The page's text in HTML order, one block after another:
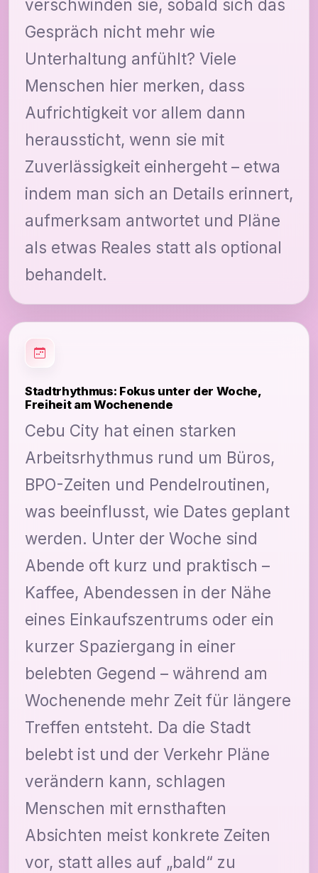
verschwinden sie, sobald sich das
Gespräch nicht mehr wie
Unterhaltung anfühlt? Viele
Menschen hier merken, dass
Aufrichtigkeit vor allem dann
heraussticht, wenn sie mit
Zuverlässigkeit einhergeht – etwa
indem man sich an Details erinnert,
aufmerksam antwortet und Pläne
als etwas Reales statt als optional
behandelt.
Stadtrhythmus: Fokus unter der Woche,
Freiheit am Wochenende
Cebu City hat einen starken
Arbeitsrhythmus rund um Büros,
BPO-Zeiten und Pendelroutinen,
was beeinflusst, wie Dates geplant
werden. Unter der Woche sind
Abende oft kurz und praktisch –
Kaffee, Abendessen in der Nähe
eines Einkaufszentrums oder ein
kurzer Spaziergang in einer
belebten Gegend – während am
Wochenende mehr Zeit für längere
Treffen entsteht. Da die Stadt
belebt ist und der Verkehr Pläne
verändern kann, schlagen
Menschen mit ernsthaften
Absichten meist konkrete Zeiten
vor, statt alles auf „bald“ zu